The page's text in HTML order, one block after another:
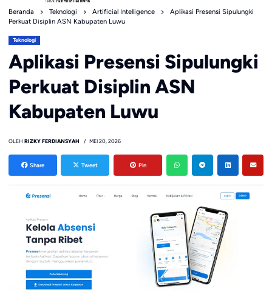
Beranda Teknologi Artificial Intelligence
Aplikasi Presensi Sipulungki
Perkuat Disiplin ASN Kabupaten Luwu
Teknologi
Aplikasi Presensi Sipulungki
Perkuat Disiplin ASN
Kabupaten Luwu
OLEH RIZKY FERDIANSYAH MEI 20, 2026
Share Tweet Pin